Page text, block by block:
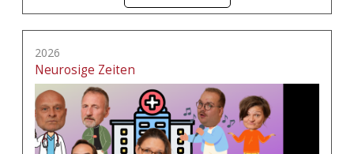
2026
Neurosige Zeiten